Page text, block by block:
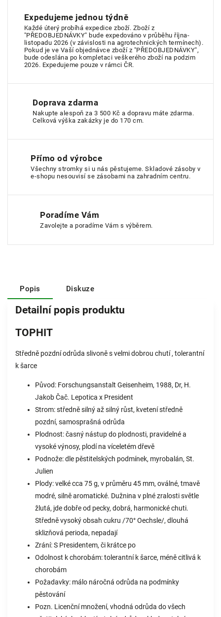
Expedujeme jednou týdně
Každé úterý probíhá expedice zboží. Zboží z
"PŘEDOBJEDNÁVKY" bude expedováno v průběhu října-
listopadu 2026 (v závislosti na agrotechnických termínech).
Pokud je ve Vaší objednávce zboží z "PŘEDOBJEDNÁVKY",
bude odeslána po kompletaci veškerého zboží na podzim
2026. Expedujeme pouze v rámci ČR.
Doprava zdarma
Nakupte alespoň za 3 500 Kč a dopravu máte zdarma.
Celková výška zakázky je do 170 cm.
Přímo od výrobce
Všechny stromky si u nás pěstujeme. Skladové zásoby v
e-shopu nesouvisí se zásobami na zahradním centru.
Poradíme Vám
Zavolejte a poradíme Vám s výběrem.
Popis Diskuze
Detailní popis produktu
TOPHIT
Středně pozdní odrůda slivoně s velmi dobrou chutí , tolerantní
k šarce
Původ: Forschungsanstalt Geisenheim, 1988, Dr, H.
Jakob Čač. Lepotica x President
Strom: středně silný až silný růst, kvetení středně
pozdní, samosprašná odrůda
Plodnost: časný nástup do plodnosti, pravidelné a
vysoké výnosy, plodí na víceletém dřevě
Podnože: dle pěstitelských podmínek, myrobalán, St.
Julien
Plody: velké cca 75 g, v průměru 45 mm, oválné, tmavě
modré, silně aromatické. Dužnina v plné zralosti světle
žlutá, jde dobře od pecky, dobrá, harmonické chuti.
Středně vysoký obsah cukru /70° Oechsle/, dlouhá
sklizňová perioda, nepadají
Zrání: S Presidentem, či krátce po
Odolnost k chorobám: tolerantní k šarce, méně citlivá k
chorobám
Požadavky: málo náročná odrůda na podmínky
pěstování
Pozn. Licenční množení, vhodná odrůda do všech